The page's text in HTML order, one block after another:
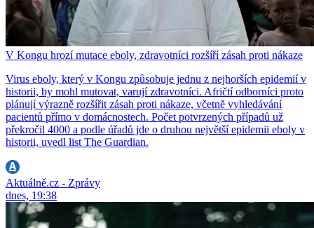
V Kongu hrozí mutace eboly, zdravotníci rozšíří zásah proti nákaze
Virus eboly, který v Kongu způsobuje jednu z nejhorších epidemií v
historii, by mohl mutovat, varují zdravotníci. Afričtí odborníci proto
plánují výrazně rozšířit zásah proti nákaze, včetně vyhledávání
pacientů přímo v domácnostech. Počet potvrzených případů už
překročil 4000 a podle úřadů jde o druhou největší epidemii eboly v
historii, uvedl list The Guardian.
Aktuálně.cz - Zprávy
dnes, 19:38